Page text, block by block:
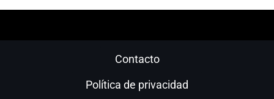
Contacto
Política de privacidad